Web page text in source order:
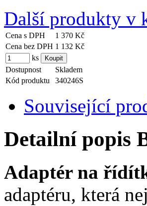
Další produkty v
Cena s DPH
1 370 Kč
Cena bez DPH 1 132 Kč
ks
Dostupnost
Skladem
Kód produktu
340246S
Související
Detailní popis
Adaptér na
adaptéru, která